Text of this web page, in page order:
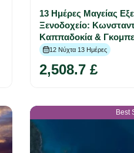
13 Ημέρες Μαγείας
Ξενοδoχείo:
Καππαδοκία &
12 Νύχτα 13 Ημέρες
2,508.7 £
Best